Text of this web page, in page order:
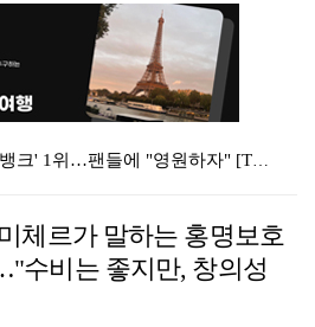
누에라, '뮤직뱅크' 1위…팬들에 "영원하자" [TV캡…
서장훈 감독 "내 능력 부족" 자책하게 만든 펜타곤과의…
체르가 말하는 홍명보호
수비는 좋지만, 창의성